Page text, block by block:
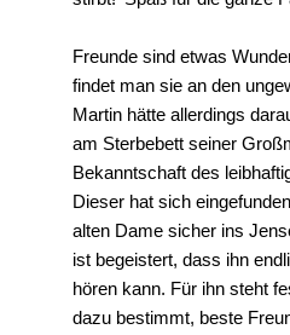
Freunde sind etwas
findet man sie an den
Martin hätte allerdings
am Sterbebett seiner
Bekanntschaft des
Dieser hat sich
alten Dame sicher ins
ist begeistert, dass ihn
hören kann. Für ihn steht
dazu bestimmt, beste